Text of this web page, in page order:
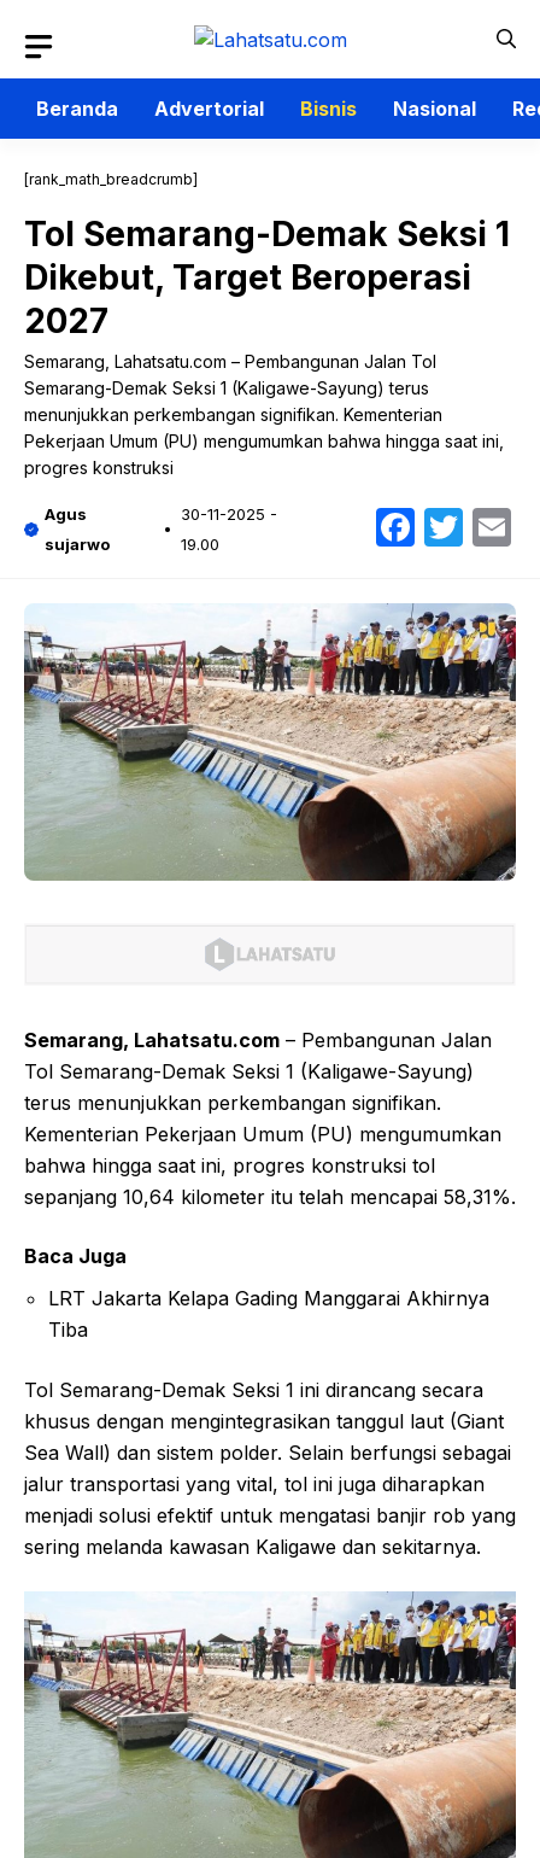
isi
Beranda
Advertorial Bisnis Nasional
[rank_math_breadcrumb]
Tol Semarang-Demak Seksi 1
Dikebut, Target Beroperasi
2027
Semarang, Lahatsatu.com – Pembangunan Jalan Tol
Semarang-Demak Seksi 1 (Kaligawe-Sayung) terus
menunjukkan perkembangan signifikan. Kementerian
Pekerjaan Umum (PU) mengumumkan bahwa hingga saat ini,
progres konstruksi
Agus
sujarwo
30-11-2025 -
19.00
Semarang, Lahatsatu.com – Pembangunan Jalan
Tol Semarang-Demak Seksi 1 (Kaligawe-Sayung)
terus menunjukkan perkembangan signifikan.
Kementerian Pekerjaan Umum (PU) mengumumkan
bahwa hingga saat ini, progres konstruksi tol
sepanjang 10,64 kilometer itu telah mencapai 58,31%.
Baca Juga
LRT Jakarta Kelapa Gading Manggarai Akhirnya
Tiba
Tol Semarang-Demak Seksi 1 ini dirancang secara
khusus dengan mengintegrasikan tanggul laut (Giant
Sea Wall) dan sistem polder. Selain berfungsi sebagai
jalur transportasi yang vital, tol ini juga diharapkan
menjadi solusi efektif untuk mengatasi banjir rob yang
sering melanda kawasan Kaligawe dan sekitarnya.